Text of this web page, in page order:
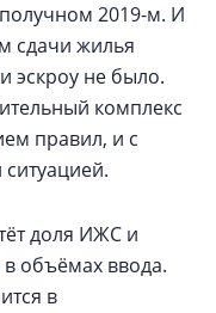
2019-м. И
сдачи жилья
эскроу не было.
комплекс
правил, и с
доля ИЖС и
объёмах ввода.
в